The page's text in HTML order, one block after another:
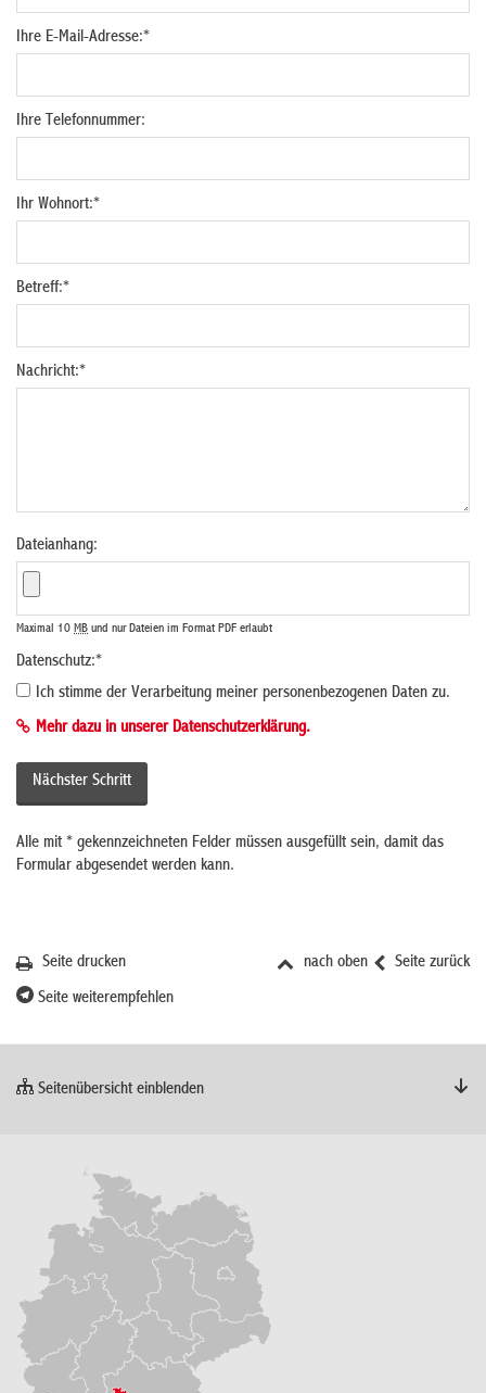
Ihre E-Mail-Adresse:*
Ihre Telefonnummer:
Ihr Wohnort:*
Betreff:*
Nachricht:*
Dateianhang:
Maximal 10 MB und nur Dateien im Format PDF erlaubt
Datenschutz:*
Ich stimme der Verarbeitung meiner personenbezogenen Daten zu.
Mehr dazu in unserer Datenschutzerklärung.
Alle mit * gekennzeichneten Felder müssen ausgefüllt sein, damit das
Formular abgesendet werden kann.
Seite zurück
nach oben
Seite drucken
Seite weiterempfehlen
Seitenübersicht einblenden